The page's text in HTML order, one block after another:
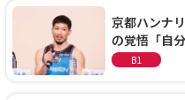
京都ハンナ
の覚悟「自
に、京都に
B1